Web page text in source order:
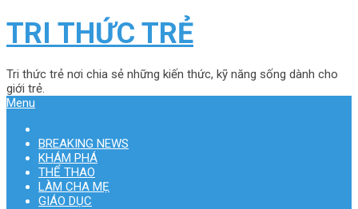
TRI THỨC TRẺ
Tri thức trẻ nơi chia sẻ những kiến thức, kỹ năng sống dành cho
giới trẻ.
Menu
BREAKING NEWS
KHÁM PHÁ
THỂ THAO
LÀM CHA MẸ
GIÁO DỤC